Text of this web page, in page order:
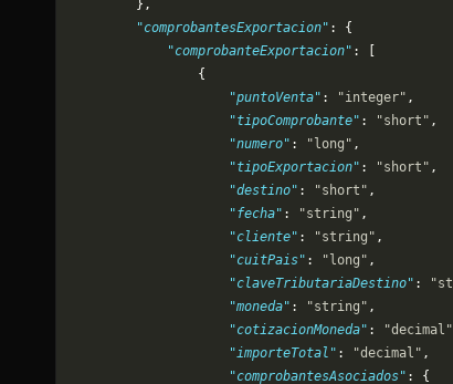
        },
        "comprobantesExportacion"
: {
            "comprobanteExportacion"
: [
                {
                    "puntoVenta"
: "integer" ,
                    "tipoComprobante"
: "short" ,
                    "numero"
: "long" ,
                    "tipoExportacion"
: "short" ,
                    "destino"
: "short" ,
                    "fecha"
: "string" ,
                    "cliente"
: "string" ,
                    "cuitPais"
: "long" ,
                    "claveTributariaDestino"
:
                    "moneda"
: "string" ,
                    "cotizacionMoneda"
: "decimal"
                    "importeTotal"
: "decimal" ,
                    "comprobantesAsociados"
: {